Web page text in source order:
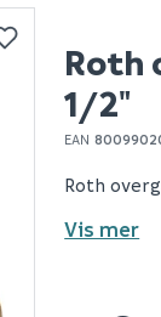
Roth
1/2"
EAN
Roth
Vis mer